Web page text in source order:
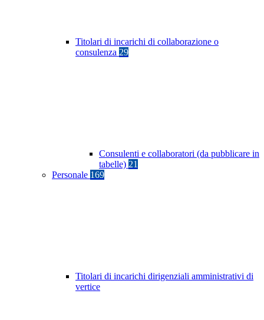
Titolari di incarichi di collaborazione o
consulenza 29
Consulenti e collaboratori (da pubblicare in
tabelle) 21
Personale 169
Titolari di incarichi dirigenziali amministrativi di
vertice